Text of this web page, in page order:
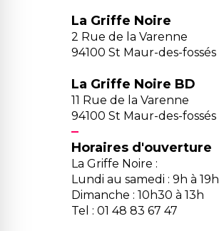
La Griffe Noire
2 Rue de la Varenne
94100 St Maur-des-fossés
La Griffe Noire BD
11 Rue de la Varenne
94100 St Maur-des-fossés
Horaires d'ouverture
La Griffe Noire :
Lundi au samedi : 9h à 19h
Dimanche : 10h30 à 13h
Tel : 01 48 83 67 47